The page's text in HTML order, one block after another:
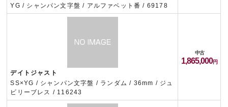
YG / シャンパン文字盤 / アルファベット番 / 69178
デイトジャスト
SS×YG / シャンパン文字盤 / ランダム / 36mm / ジュ
ビリーブレス / 116243
中古
1,865,000